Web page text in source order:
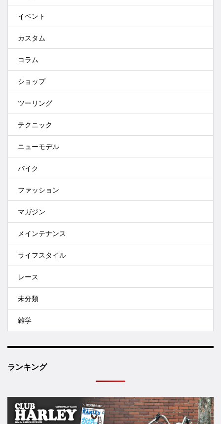
イベント
カスタム
コラム
ショップ
ツーリング
テクニック
ニューモデル
バイク
ファッション
マガジン
メインテナンス
ライフスタイル
レース
未分類
雑学
ランキング